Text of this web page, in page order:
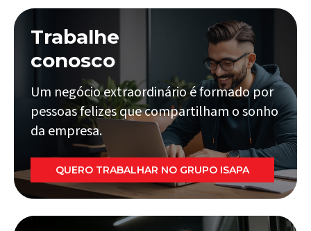
Trabalhe
conosco
Um negócio extraordinário é formado por
pessoas felizes que compartilham o sonho
da empresa.
QUERO TRABALHAR NO GRUPO ISAPA